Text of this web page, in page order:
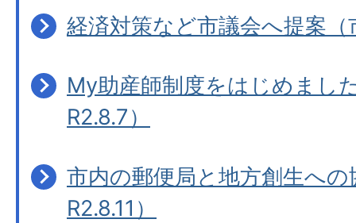
経済対策など市議会へ提案（
My助産師制度をはじめまし
R2.8.7）
市内の郵便局と地方創生への
R2.8.11）